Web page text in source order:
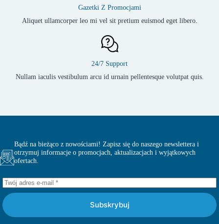
Gazetki Z Promocjami
Aliquet ullamcorper leo mi vel sit pretium euismod eget libero.
24/7 Support
Nullam iaculis vestibulum arcu id urnain pellentesque volutpat quis.
Bądź na bieżąco z nowościami! Zapisz się do naszego newslettera i
otrzymuj informacje o promocjach, aktualizacjach i wyjątkowych
ofertach.
Subskrybuj